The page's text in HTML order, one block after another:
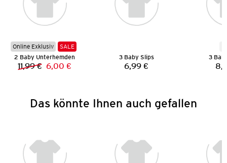
Online Exklusiv
SALE
2 Baby Unterhemden
Vorheriger Preis:
11,99 € Neuer Preis:
6,00 €
3 Baby Slips
Preis:
6,99 €
3
Das könnte Ihnen auch gefallen